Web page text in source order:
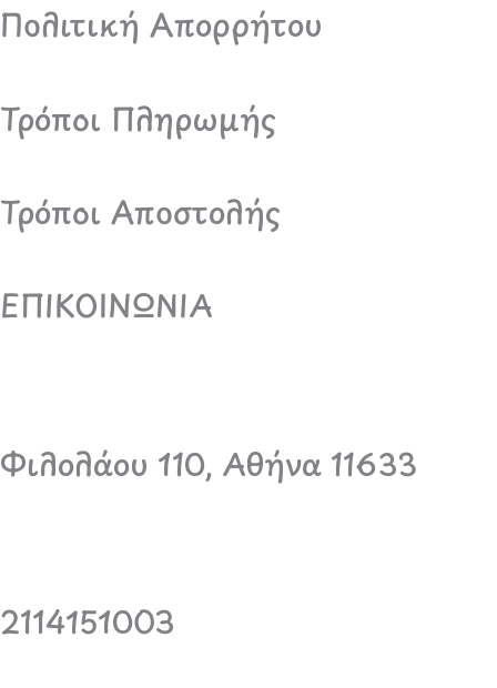
Πολιτική Απορρήτου
Τρόποι Πληρωμής
Τρόποι Αποστολής
ΕΠΙΚΟΙΝΩΝΙΑ
Φιλολάου 110, Αθήνα 11633
2114151003